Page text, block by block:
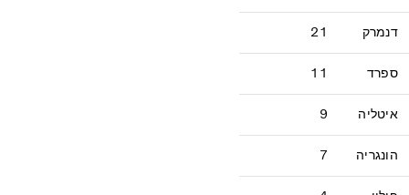
דנמרק 21
ספרד 11
איטליה 9
הונגריה 7